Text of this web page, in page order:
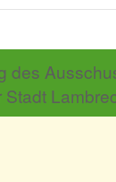
des
Stadt